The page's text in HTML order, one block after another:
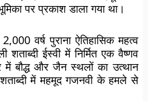
पर प्रकाश डाला गया था।
वर्ष पुराना ऐतिहासिक महत्व
ईस्वी में निर्मित एक वैष्णव
में बौद्ध और जैन स्थलों का उत्थान
में महमूद गजनवी के हमले से